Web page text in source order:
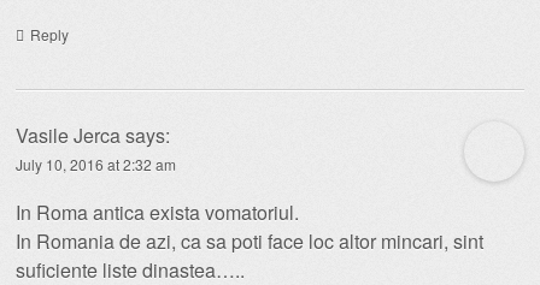
Reply
Vasile Jercasays:
July 10, 2016 at 2:32 am
In Roma antica exista vomatoriul.
In Romania de azi, ca sa poti face loc altor mincari, sint
suficiente liste dinastea…..